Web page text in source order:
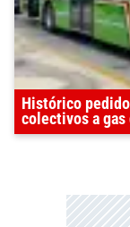
Histórico
colectivos a gas